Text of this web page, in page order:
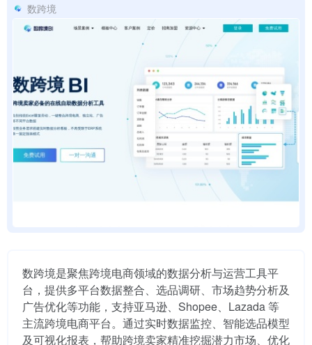
数跨境
数跨境是聚焦跨境电商领域的数据分析与运营工具平
台，提供多平台数据整合、选品调研、市场趋势分析及
广告优化等功能，支持亚马逊、Shopee、Lazada 等
主流跨境电商平台。通过实时数据监控、智能选品模型
及可视化报表，帮助跨境卖家精准挖掘潜力市场、优化